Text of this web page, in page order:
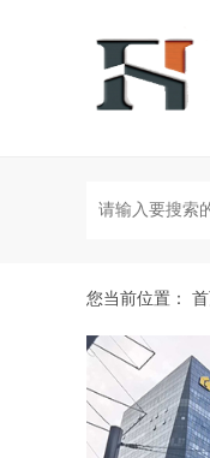
您当前位置：